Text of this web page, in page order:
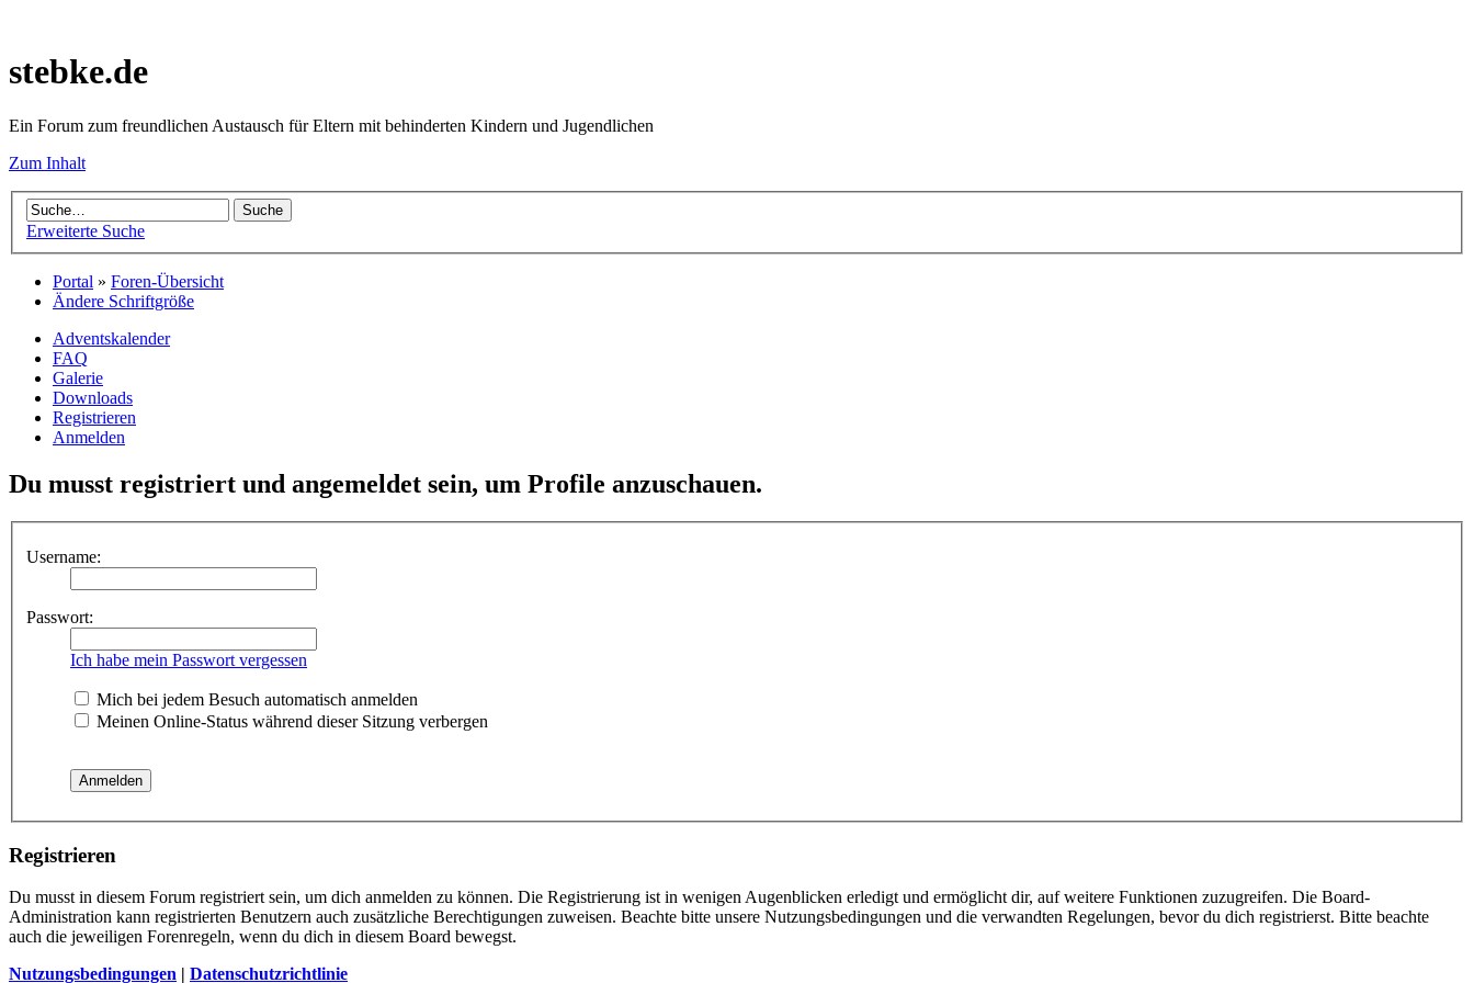
stebke.de
Ein Forum zum freundlichen Austausch für Eltern mit behinderten Kindern und Jugendlichen
Zum Inhalt
Erweiterte Suche
Portal » Foren-Übersicht
Ändere Schriftgröße
Adventskalender
FAQ
Galerie
Downloads
Registrieren
Anmelden
Du musst registriert und angemeldet sein, um Profile anzuschauen.
Username:
Passwort:
Ich habe mein Passwort vergessen
Mich bei jedem Besuch automatisch anmelden
Meinen Online-Status während dieser Sitzung verbergen
Registrieren
Du musst in diesem Forum registriert sein, um dich anmelden zu können. Die Registrierung ist in wenigen Augenblicken erledigt und ermöglicht dir, auf weitere Funktionen zuzugreifen. Die Board-
Administration kann registrierten Benutzern auch zusätzliche Berechtigungen zuweisen. Beachte bitte unsere Nutzungsbedingungen und die verwandten Regelungen, bevor du dich registrierst. Bitte beachte
auch die jeweiligen Forenregeln, wenn du dich in diesem Board bewegst.
Nutzungsbedingungen | Datenschutzrichtlinie